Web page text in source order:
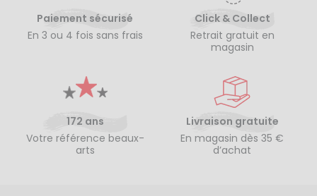
Paiement sécurisé
En 3 ou 4 fois sans frais
Click & Collect
Retrait gratuit en
magasin
172 ans
Votre référence beaux-
arts
Livraison gratuite
En magasin dès 35 €
d’achat